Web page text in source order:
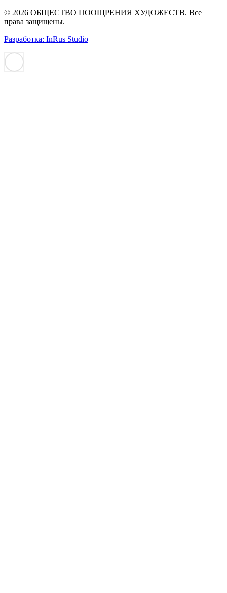
© 2026 ОБЩЕСТВО ПООЩРЕНИЯ ХУДОЖЕСТВ. Все
права защищены.
Разработка: InRus Studio